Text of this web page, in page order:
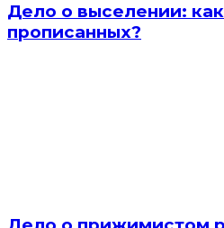
Дело о выселении:
прописанных?